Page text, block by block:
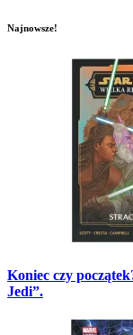
Najnowsze!
Koniec czy
Jedi”.